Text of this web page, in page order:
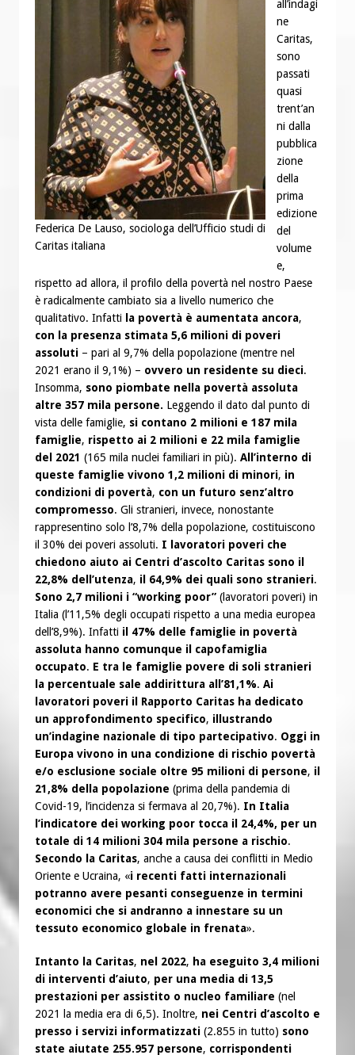
Federica De Lauso, sociologa dell’Ufficio studi di
Caritas italiana
all’indagi
ne
Caritas,
sono
passati
quasi
trent’an
ni dalla
pubblica
zione
della
prima
edizione
del
volume
e,
rispetto ad allora, il profilo della povertà nel nostro Paese
è radicalmente cambiato sia a livello numerico che
qualitativo. Infatti la povertà è aumentata ancora,
con la presenza stimata 5,6 milioni di poveri
assoluti – pari al 9,7% della popolazione (mentre nel
2021 erano il 9,1%) – ovvero un residente su dieci.
Insomma, sono piombate nella povertà assoluta
altre 357 mila persone. Leggendo il dato dal punto di
vista delle famiglie, si contano 2 milioni e 187 mila
famiglie, rispetto ai 2 milioni e 22 mila famiglie
del 2021 (165 mila nuclei familiari in più). All’interno di
queste famiglie vivono 1,2 milioni di minori, in
condizioni di povertà, con un futuro senz’altro
compromesso. Gli stranieri, invece, nonostante
rappresentino solo l’8,7% della popolazione, costituiscono
il 30% dei poveri assoluti. I lavoratori poveri che
chiedono aiuto ai Centri d’ascolto Caritas sono il
22,8% dell’utenza, il 64,9% dei quali sono stranieri.
Sono 2,7 milioni i “working poor” (lavoratori poveri) in
Italia (l’11,5% degli occupati rispetto a una media europea
dell’8,9%). Infatti il 47% delle famiglie in povertà
assoluta hanno comunque il capofamiglia
occupato. E tra le famiglie povere di soli stranieri
la percentuale sale addirittura all’81,1%. Ai
lavoratori poveri il Rapporto Caritas ha dedicato
un approfondimento specifico, illustrando
un’indagine nazionale di tipo partecipativo. Oggi in
Europa vivono in una condizione di rischio povertà
e/o esclusione sociale oltre 95 milioni di persone, il
21,8% della popolazione (prima della pandemia di
Covid-19, l’incidenza si fermava al 20,7%). In Italia
l’indicatore dei working poor tocca il 24,4%, per un
totale di 14 milioni 304 mila persone a rischio.
Secondo la Caritas, anche a causa dei conflitti in Medio
Oriente e Ucraina, «i recenti fatti internazionali
potranno avere pesanti conseguenze in termini
economici che si andranno a innestare su un
tessuto economico globale in frenata».
Intanto la Caritas, nel 2022, ha eseguito 3,4 milioni
di interventi d’aiuto, per una media di 13,5
prestazioni per assistito o nucleo familiare (nel
2021 la media era di 6,5). Inoltre, nei Centri d’ascolto e
presso i servizi informatizzati (2.855 in tutto) sono
state aiutate 255.957 persone, corrispondenti